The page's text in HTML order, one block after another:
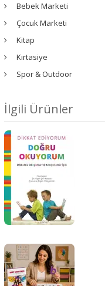
Bebek Marketi
Çocuk Marketi
Kitap
Kırtasiye
Spor & Outdoor
İlgili Ürünler